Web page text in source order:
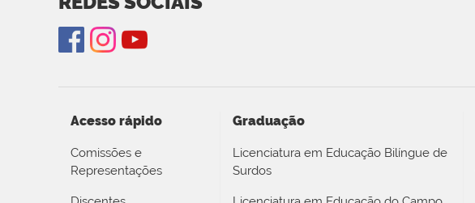
Acesso rápido
Comissões e
Representações
Graduação
Licenciatura em Educação Bilíngue de
Surdos